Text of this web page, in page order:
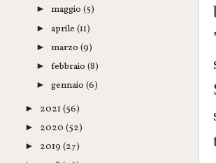
►maggio(5)
►aprile(11)
►marzo(9)
►febbraio(8)
►gennaio(6)
► 2021 (56)
► 2020 (52)
► 2019 (27)